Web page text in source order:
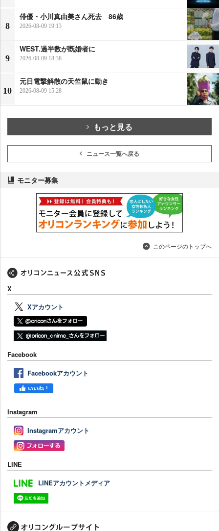
8
俳優・小川真由美さん死去 86歳
2026-08-09 19:13
9
WEST.過半数が既婚者に
2026-08-09 18:38
10
元日電撃解散の天竺鼠に動き
2026-08-09 15:28
もっと見る
ニュース一覧へ戻る
モニター募集
このページのトップへ
X
Xアカウント
Facebook
Facebookアカウント
Instagram
Instagramアカウント
LINE
LINEアカウントメディア